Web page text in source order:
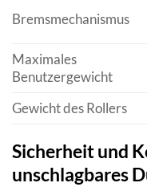
Bremsmechanismus
Maximales
Benutzergewicht
Gewicht des Rollers
Sicherheit und
unschlagbares